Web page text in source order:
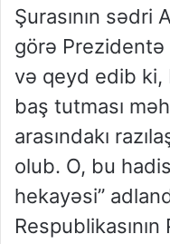
Şurasının sədri
görə
və qeyd edib ki,
baş tutması
arasındakı
olub. O, bu
hekayəsi”